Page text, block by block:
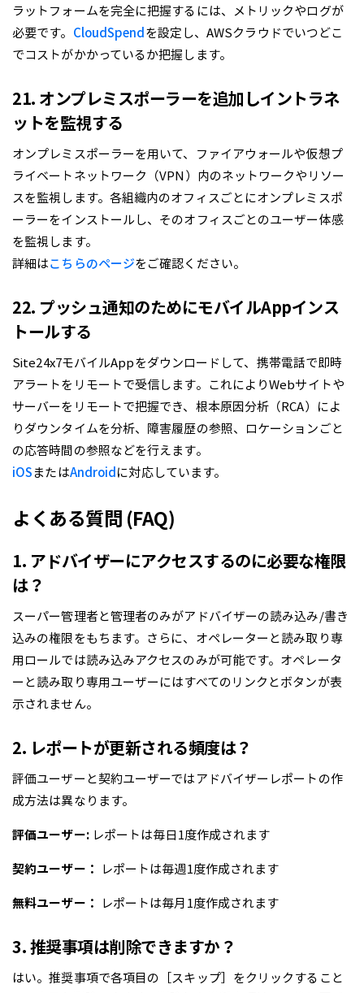
ラットフォームを完全に把握するには、メトリックやログが
必要です。 CloudSpendを設定し、AWSクラウドでいつどこ
でコストがかかっているか把握します。
21. オンプレミスポーラーを追加しイントラネ
ットを監視する
オンプレミスポーラーを用いて、ファイアウォールや仮想プ
ライベートネットワーク（VPN）内のネットワークやリソー
スを監視します。各組織内のオフィスごとにオンプレミスポ
ーラーをインストールし、そのオフィスごとのユーザー体感
を監視します。
詳細はこちらのページをご確認ください。
22. プッシュ通知のためにモバイルAppインス
トールする
Site24x7モバイルAppをダウンロードして、携帯電話で即時
アラートをリモートで受信します。これによりWebサイトや
サーバーをリモートで把握でき、根本原因分析（RCA）によ
りダウンタイムを分析、障害履歴の参照、ロケーションごと
の応答時間の参照などを行えます。
iOSまたはAndroidに対応しています。
よくある質問 (FAQ)
1. アドバイザーにアクセスするのに必要な権限
は？
スーパー管理者と管理者のみがアドバイザーの読み込み/書き
込みの権限をもちます。さらに、オペレーターと読み取り専
用ロールでは読み込みアクセスのみが可能です。オペレータ
ーと読み取り専用ユーザーにはすべてのリンクとボタンが表
示されません。
2. レポートが更新される頻度は？
評価ユーザーと契約ユーザーではアドバイザーレポートの作
成方法は異なります。
評価ユーザー:レポートは毎日1度作成されます
契約ユーザー： レポートは毎週1度作成されます
無料ユーザー： レポートは毎月1度作成されます
3. 推奨事項は削除できますか？
はい。推奨事項で各項目の［スキップ］をクリックすること